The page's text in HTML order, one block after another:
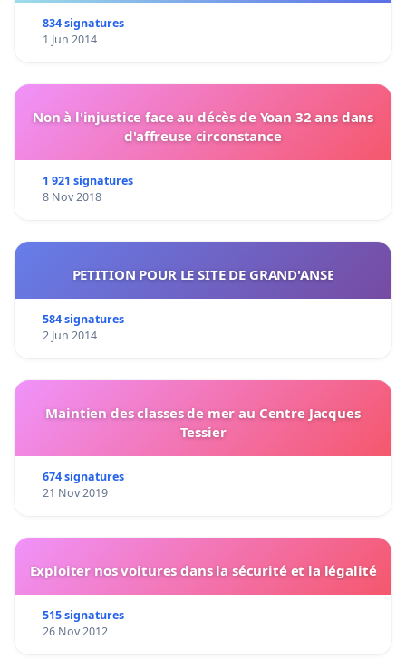
834 signatures
1 Jun 2014
Non à l'injustice face au décès de Yoan 32 ans dans
d'affreuse circonstance
1 921 signatures
8 Nov 2018
PETITION POUR LE SITE DE GRAND'ANSE
584 signatures
2 Jun 2014
Maintien des classes de mer au Centre Jacques
Tessier
674 signatures
21 Nov 2019
Exploiter nos voitures dans la sécurité et la légalité
515 signatures
26 Nov 2012